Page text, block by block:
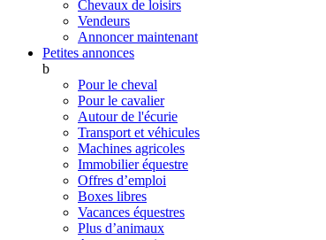
Chevaux de loisirs
Vendeurs
Annoncer maintenant
Petites annonces
b
Pour le cheval
Pour le cavalier
Autour de l'écurie
Transport et véhicules
Machines agricoles
Immobilier équestre
Offres d’emploi
Boxes libres
Vacances équestres
Plus d’animaux